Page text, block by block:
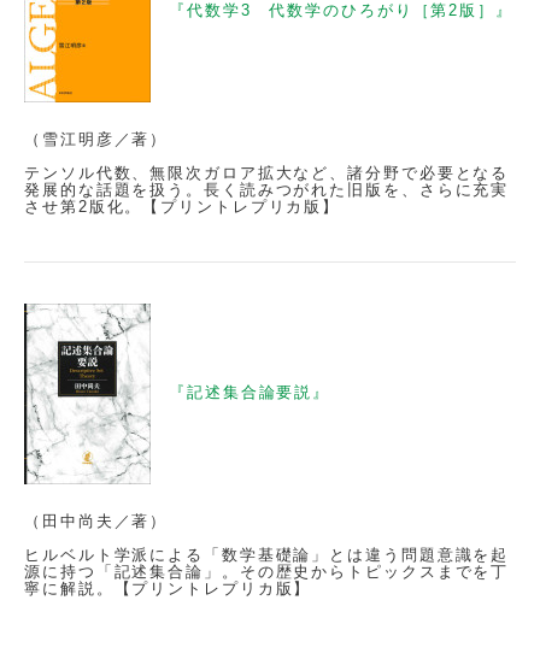
『代数学3 代数学のひろがり［第2版］』
（雪江明彦／著）
テンソル代数、無限次ガロア拡大など、諸分野で必要となる
発展的な話題を扱う。長く読みつがれた旧版を、さらに充実
させ第2版化。【プリントレプリカ版】
『記述集合論要説』
（田中尚夫／著）
ヒルベルト学派による「数学基礎論」とは違う問題意識を起
源に持つ「記述集合論」。その歴史からトピックスまでを丁
寧に解説。【プリントレプリカ版】